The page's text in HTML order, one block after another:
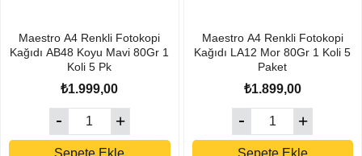
Maestro A4 Renkli Fotokopi
Kağıdı AB48 Koyu Mavi 80Gr 1
Koli 5 Pk
₺1.999,00
Maestro A4 Renkli Fotokopi
Kağıdı LA12 Mor 80Gr 1 Koli 5
Paket
₺1.899,00